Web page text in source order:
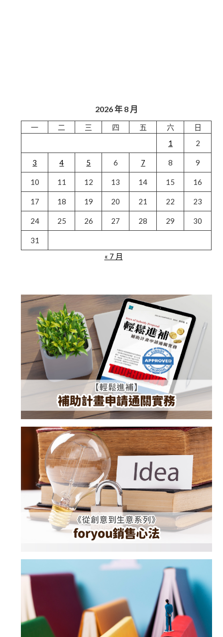
2026 年 8 月
一 二 三 四 五 六
日
1
2
3 4 5 6 7 8 9
10 11 12 13 14 15 16
17 18 19 20 21 22 23
24 25 26 27 28 29 30
31
« 7 月